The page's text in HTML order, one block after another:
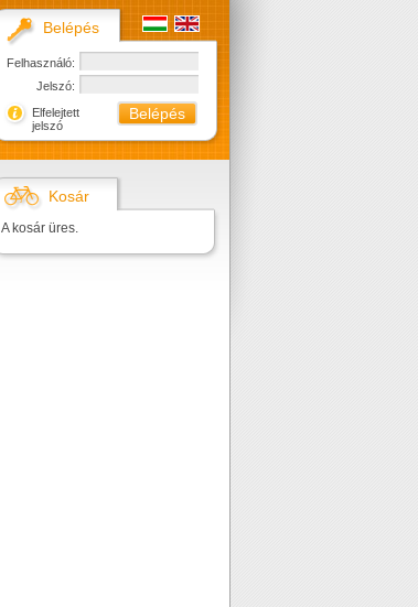
Kosár
A kosár üres.
Belépés
Felhasználó:
Jelszó:
Elfelejtett
jelszó